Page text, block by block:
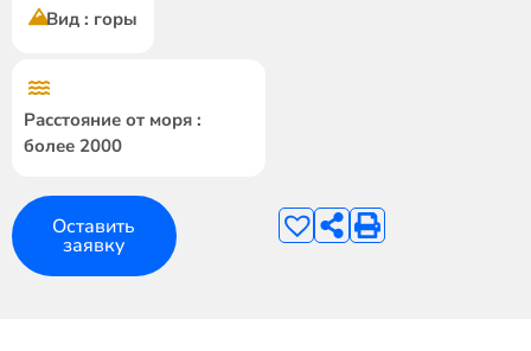
Вид : горы
Расстояние от моря :
более 2000
Оставить
заявку